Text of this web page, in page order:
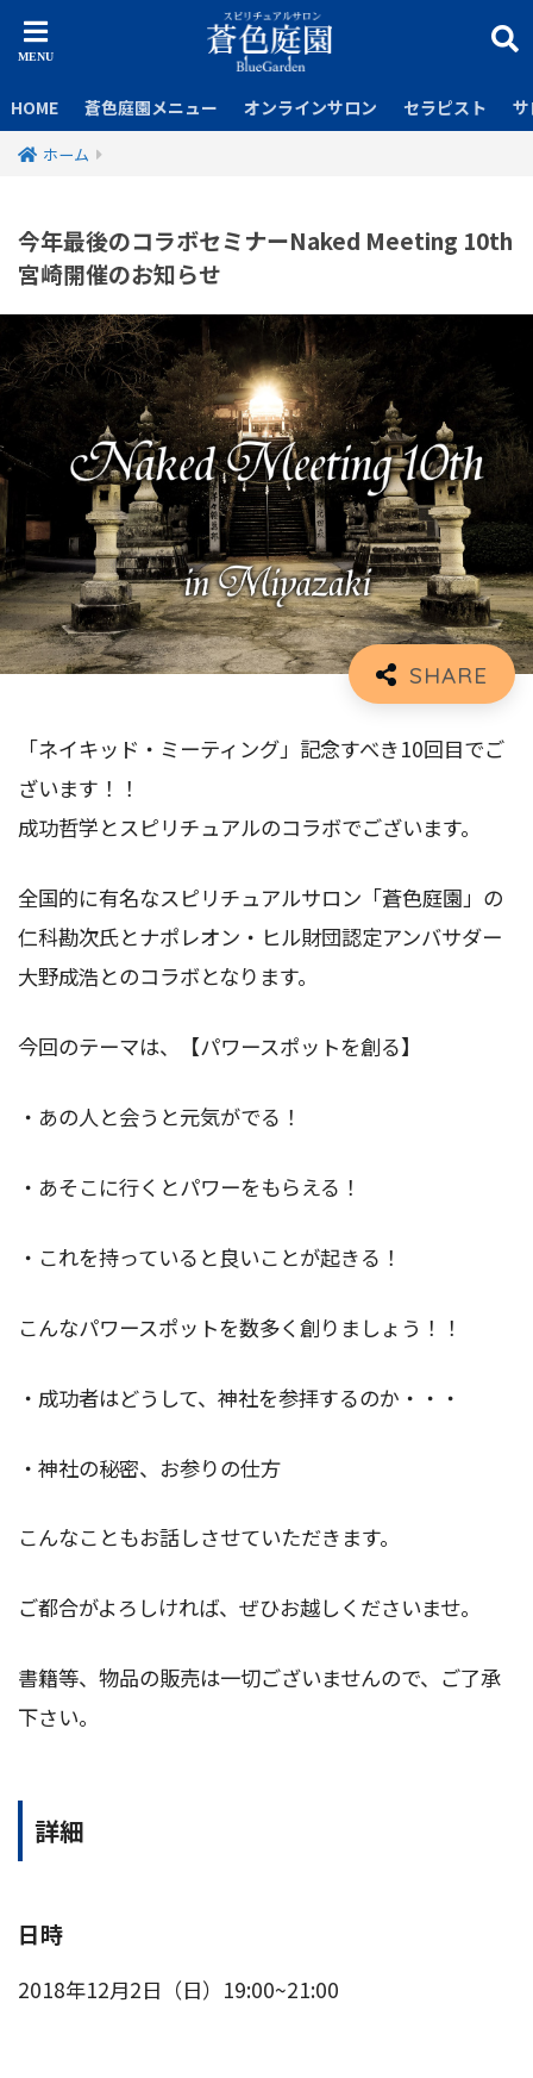
HOME 蒼色庭園メニュー オンラインサロン セラピスト
ホーム
今年最後のコラボセミナーNaked Meeting 10th
宮崎開催のお知らせ
「ネイキッド・ミーティング」記念すべき10回目でご
ざいます！！
成功哲学とスピリチュアルのコラボでございます。
全国的に有名なスピリチュアルサロン「蒼色庭園」の
仁科勘次氏とナポレオン・ヒル財団認定アンバサダー
大野成浩とのコラボとなります。
今回のテーマは、【パワースポットを創る】
・あの人と会うと元気がでる！
・あそこに行くとパワーをもらえる！
・これを持っていると良いことが起きる！
こんなパワースポットを数多く創りましょう！！
・成功者はどうして、神社を参拝するのか・・・
・神社の秘密、お参りの仕方
こんなこともお話しさせていただきます。
ご都合がよろしければ、ぜひお越しくださいませ。
書籍等、物品の販売は一切ございませんので、ご了承
下さい。
詳細
日時
2018年12月2日（日）19:00~21:00